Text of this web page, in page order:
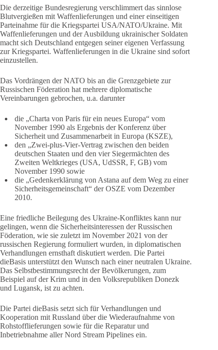
Die derzeitige Bundesregierung verschlimmert das sinnlose
Blutvergießen mit Waffenlieferungen und einer einseitigen
Parteinahme für die Kriegspartei USA/NATO/Ukraine. Mit
Waffenlieferungen und der Ausbildung ukrainischer Soldaten
macht sich Deutschland entgegen seiner eigenen Verfassung
zur Kriegspartei. Waffenlieferungen in die Ukraine sind sofort
einzustellen.
Das Vordrängen der NATO bis an die Grenzgebiete zur
Russischen Föderation hat mehrere diplomatische
Vereinbarungen gebrochen, u.a. darunter
die „Charta von Paris für ein neues Europa“ vom
November 1990 als Ergebnis der Konferenz über
Sicherheit und Zusammenarbeit in Europa (KSZE),
den „Zwei-plus-Vier-Vertrag zwischen den beiden
deutschen Staaten und den vier Siegermächten des
Zweiten Weltkrieges (USA, UdSSR, F, GB) vom
November 1990 sowie
die „Gedenkerklärung von Astana auf dem Weg zu einer
Sicherheitsgemeinschaft“ der OSZE vom Dezember
2010.
Eine friedliche Beilegung des Ukraine-Konfliktes kann nur
gelingen, wenn die Sicherheitsinteressen der Russischen
Föderation, wie sie zuletzt im November 2021 von der
russischen Regierung formuliert wurden, in diplomatischen
Verhandlungen ernsthaft diskutiert werden. Die Partei
dieBasis unterstützt den Wunsch nach einer neutralen Ukraine.
Das Selbstbestimmungsrecht der Bevölkerungen, zum
Beispiel auf der Krim und in den Volksrepubliken Donezk
und Lugansk, ist zu achten.
Die Partei dieBasis setzt sich für Verhandlungen und
Kooperation mit Russland über die Wiederaufnahme von
Rohstofflieferungen sowie für die Reparatur und
Inbetriebnahme aller Nord Stream Pipelines ein.